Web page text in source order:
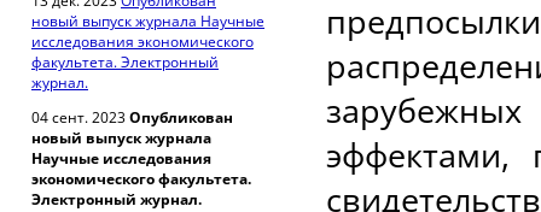
новый выпуск журнала Научные
исследования экономического
факультета. Электронный
журнал.
04 сент. 2023Опубликован
новый выпуск журнала
Научные исследования
экономического факультета.
Электронный журнал.
эффектами,